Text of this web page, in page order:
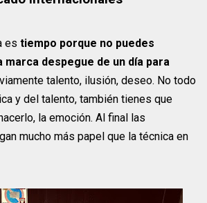
estiempo porque no puedes
marca despegue de un día para
talento, ilusión, deseo. No todo
y del talento, también tienes que
la emoción. Al final las
mucho más papel que la técnica en